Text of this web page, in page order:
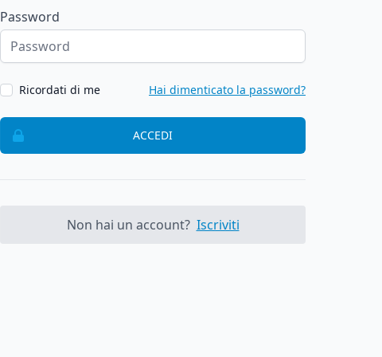
Password
Ricordati di me Hai dimenticato la password?
ACCEDI
Non hai un account? Iscriviti